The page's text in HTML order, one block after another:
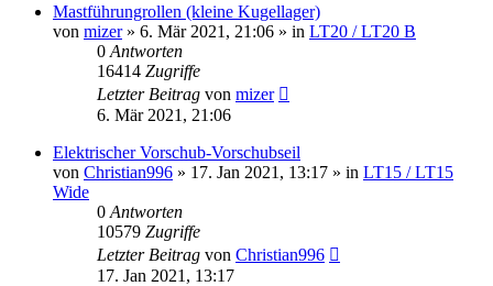
Mastführungrollen (kleine Kugellager)
von mizer» 6. Mär 2021, 21:06 » in LT20 / LT20 B
0 Antworten
16414 Zugriffe
Letzter Beitrag von mizer
6. Mär 2021, 21:06
Elektrischer Vorschub-Vorschubseil
von Christian996 » 17. Jan 2021, 13:17 » in LT15 / LT15
Wide
0 Antworten
10579 Zugriffe
Letzter Beitrag von Christian996
17. Jan 2021, 13:17